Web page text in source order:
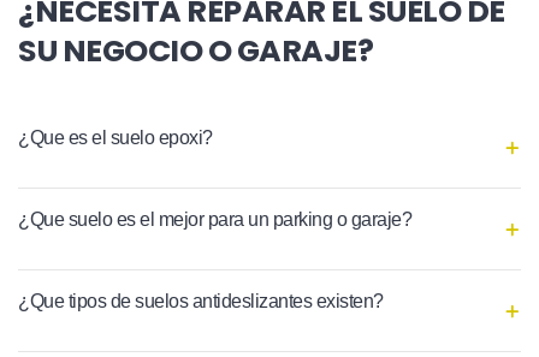
¿NECESITA REPARAR EL SUELO DE
SU NEGOCIO O GARAJE?
¿Que es el suelo epoxi?
¿Que suelo es el mejor para un parking o garaje?
¿Que tipos de suelos antideslizantes existen?